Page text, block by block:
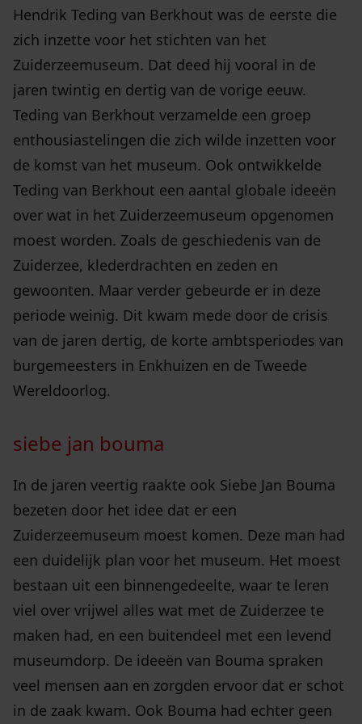
Hendrik Teding van Berkhout was de eerste die
zich inzette voor het stichten van het
Zuiderzeemuseum. Dat deed hij vooral in de
jaren twintig en dertig van de vorige eeuw.
Teding van Berkhout verzamelde een groep
enthousiastelingen die zich wilde inzetten voor
de komst van het museum. Ook ontwikkelde
Teding van Berkhout een aantal globale ideeën
over wat in het Zuiderzeemuseum opgenomen
moest worden. Zoals de geschiedenis van de
Zuiderzee, klederdrachten en zeden en
gewoonten. Maar verder gebeurde er in deze
periode weinig. Dit kwam mede door de crisis
van de jaren dertig, de korte ambtsperiodes van
burgemeesters in Enkhuizen en de Tweede
Wereldoorlog.
siebe jan bouma
In de jaren veertig raakte ook Siebe Jan Bouma
bezeten door het idee dat er een
Zuiderzeemuseum moest komen. Deze man had
een duidelijk plan voor het museum. Het moest
bestaan uit een binnengedeelte, waar te leren
viel over vrijwel alles wat met de Zuiderzee te
maken had, en een buitendeel met een levend
museumdorp. De ideeën van Bouma spraken
veel mensen aan en zorgden ervoor dat er schot
in de zaak kwam. Ook Bouma had echter geen